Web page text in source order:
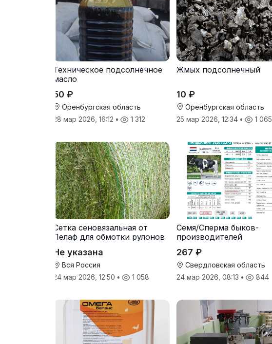
Техническое подсолнечное
масло
50 ₽
Оренбургская область
28 мар 2026, 16:12 • 1 312
Жмых подсолнечный
10 ₽
Оренбургская область
25 мар 2026, 12:34 • 1 065
Сетка сеновязальная от
Лелаф для обмотки рулонов
Не указана
Вся Россия
24 мар 2026, 12:50 • 1 058
Семя/Сперма быков-
производителей
267 ₽
Свердловская область
24 мар 2026, 08:13 • 844